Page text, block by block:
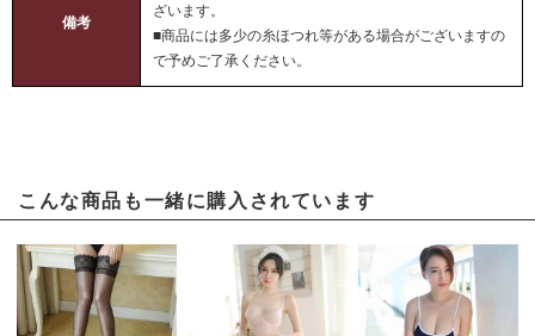
備考
ざいます。
■商品には多少の糸ほつれ等がある場合がございますの
で予めご了承ください。
こんな商品も一緒に購入されています